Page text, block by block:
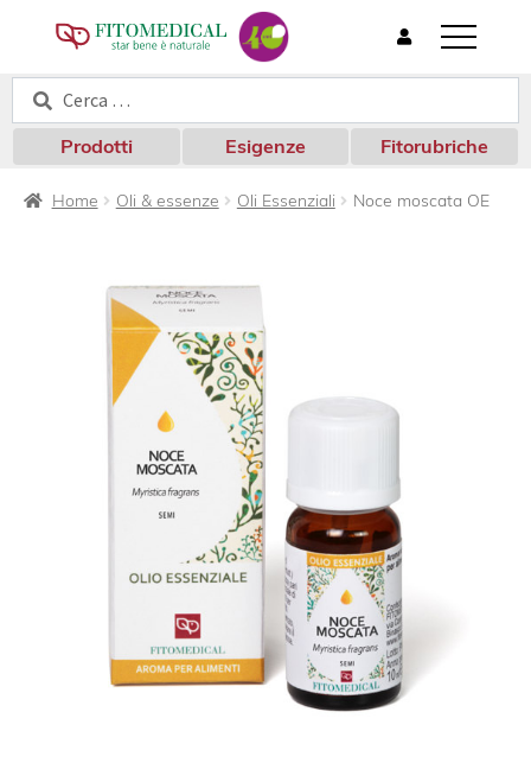
T
o
g
l
e
n
a
Cerca:
Cerca
Prodotti Esigenze Fitorubriche
Home Oli & essenze Oli Essenziali Noce moscata OE